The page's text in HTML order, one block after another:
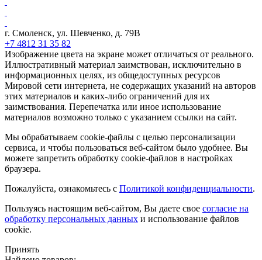
г. Смоленск, ул. Шевченко, д. 79В
+7 4812 31 35 82
Изображение цвета на экране может отличаться от реального.
Иллюстративный материал заимствован, исключительно в
информационных целях, из общедоступных ресурсов
Мировой сети интернета, не содержащих указаний на авторов
этих материалов и каких-либо ограничений для их
заимствования. Перепечатка или иное использование
материалов возможно только с указанием ссылки на сайт.
Мы обрабатываем cookie-файлы с целью персонализации
сервиса, и чтобы пользоваться веб-сайтом было удобнее. Вы
можете запретить обработку cookie-файлов в настройках
браузера.
Пожалуйста, ознакомьтесь с Политикой конфиденциальности.
Пользуясь настоящим веб-сайтом, Вы даете свое согласие на
обработку персональных данных и использование файлов
cookie.
Принять